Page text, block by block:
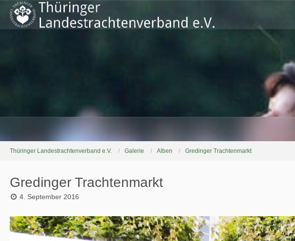
Thüringer Landestrachtenverband e.V. Galerie Alben Gredinger Trachtenmarkt
Gredinger Trachtenmarkt
4. September 2016